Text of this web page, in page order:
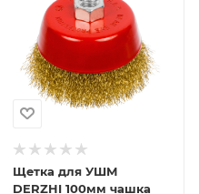
Щетка для УШМ
DERZHI 100мм чашка